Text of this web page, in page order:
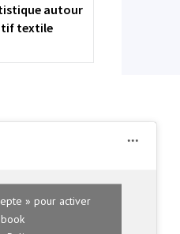
autour
textile
» pour activer